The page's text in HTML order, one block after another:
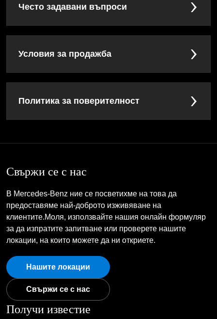
Често задавани въпроси
Условия за продажба
Политика за поверителност
Свържи се с нас
В Mercedes-Benz ние се посветихме на това да
предоставяме най-доброто изживяване на
клиентите.Моля, използвайте нашия онлайн формуляр
за да изпратите запитване или проверете нашите
локации, на които можете да ни откриете.
Нашите локации
Свържи се с нас
Получи известие